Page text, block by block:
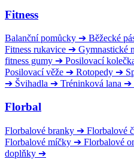
Fitness
Balanční pomůcky ➔ Běžecké
Fitness rukavice ➔ Gymnastické
fitness gumy ➔ Posilovací
Posilovací věže ➔ Rotopedy ➔
➔ Švihadla ➔ Tréninková lana ➔
Florbal
Florbalové branky ➔ Florbalové
Florbalové míčky ➔ Florbalové
doplňky ➔